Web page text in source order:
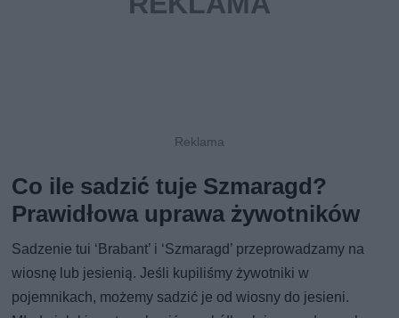
Co ile sadzić tuje Szmaragd?
Prawidłowa uprawa żywotników
Sadzenie tui ‘Brabant’ i ‘Szmaragd’ przeprowadzamy na
wiosnę lub jesienią. Jeśli kupiliśmy żywotniki w
pojemnikach, możemy sadzić je od wiosny do jesieni.